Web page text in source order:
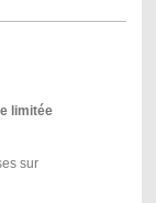
limitée
sur